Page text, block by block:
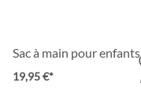
Sac à main pour
19,95 €*